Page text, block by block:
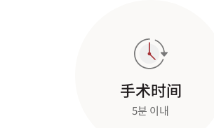
手术时间
5분 이내